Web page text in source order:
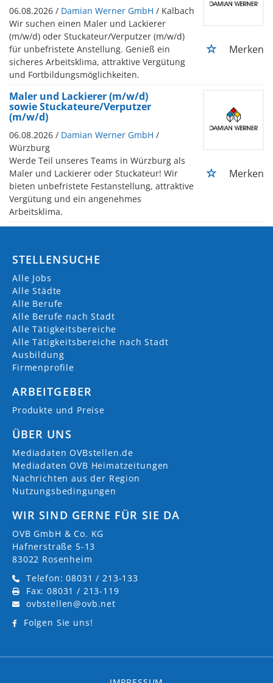
06.08.2026 / Damian Werner GmbH / Kalbach
Wir suchen einen Maler und Lackierer
(m/w/d) oder Stuckateur/Verputzer (m/w/d)
für unbefristete Anstellung. Genieß ein
sicheres Arbeitsklima, attraktive Vergütung
und Fortbildungsmöglichkeiten.
Merken
Maler und Lackierer (m/w/d)
sowie Stuckateure/Verputzer
(m/w/d)
06.08.2026 / Damian Werner GmbH /
Würzburg
Werde Teil unseres Teams in Würzburg als
Maler und Lackierer oder Stuckateur! Wir
bieten unbefristete Festanstellung, attraktive
Vergütung und ein angenehmes
Arbeitsklima.
Merken
STELLENSUCHE
Alle Jobs
Alle Städte
Alle Berufe
Alle Berufe nach Stadt
Alle Tätigkeitsbereiche
Alle Tätigkeitsbereiche nach Stadt
Ausbildung
Firmenprofile
ARBEITGEBER
Produkte und Preise
ÜBER UNS
Mediadaten OVBstellen.de
Mediadaten OVB Heimatzeitungen
Nachrichten aus der Region
Nutzungsbedingungen
WIR SIND GERNE FÜR SIE DA
OVB GmbH & Co. KG
Hafnerstraße 5-13
83022 Rosenheim
Telefon: 08031 / 213-133
Fax: 08031 / 213-119
ovbstellen@ovb.net
Folgen Sie uns!